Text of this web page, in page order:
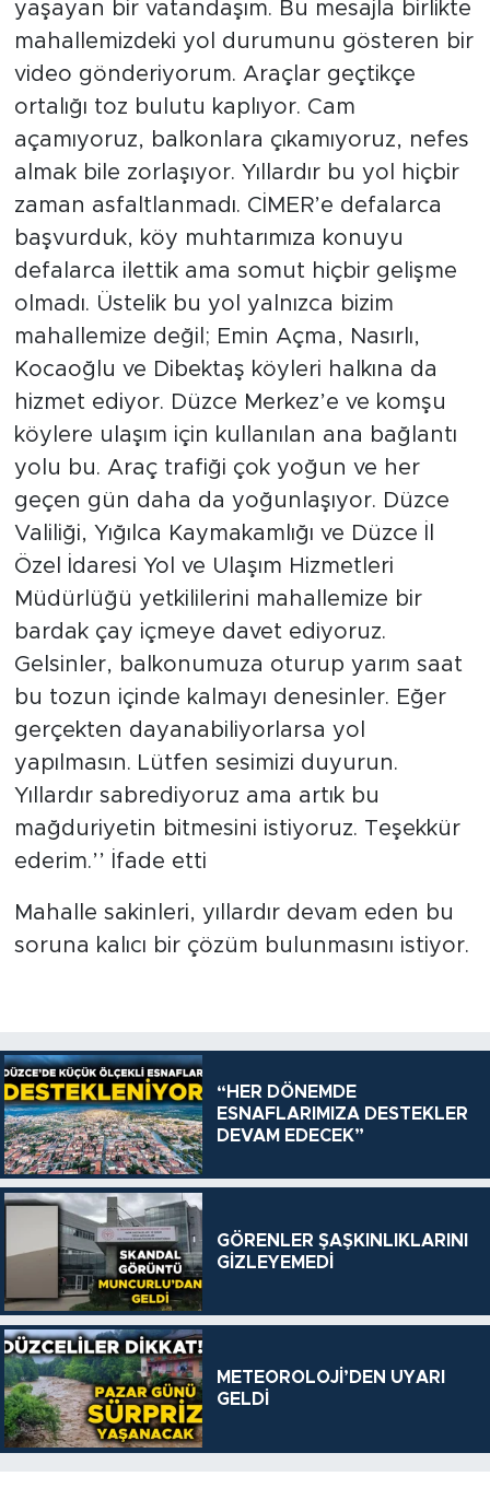
yaşayan bir vatandaşım. Bu mesajla birlikte
mahallemizdeki yol durumunu gösteren bir
video gönderiyorum. Araçlar geçtikçe
ortalığı toz bulutu kaplıyor. Cam
açamıyoruz, balkonlara çıkamıyoruz, nefes
almak bile zorlaşıyor. Yıllardır bu yol hiçbir
zaman asfaltlanmadı. CİMER’e defalarca
başvurduk, köy muhtarımıza konuyu
defalarca ilettik ama somut hiçbir gelişme
olmadı. Üstelik bu yol yalnızca bizim
mahallemize değil; Emin Açma, Nasırlı,
Kocaoğlu ve Dibektaş köyleri halkına da
hizmet ediyor. Düzce Merkez’e ve komşu
köylere ulaşım için kullanılan ana bağlantı
yolu bu. Araç trafiği çok yoğun ve her
geçen gün daha da yoğunlaşıyor. Düzce
Valiliği, Yığılca Kaymakamlığı ve Düzce İl
Özel İdaresi Yol ve Ulaşım Hizmetleri
Müdürlüğü yetkililerini mahallemize bir
bardak çay içmeye davet ediyoruz.
Gelsinler, balkonumuza oturup yarım saat
bu tozun içinde kalmayı denesinler. Eğer
gerçekten dayanabiliyorlarsa yol
yapılmasın. Lütfen sesimizi duyurun.
Yıllardır sabrediyoruz ama artık bu
mağduriyetin bitmesini istiyoruz. Teşekkür
ederim.’’ İfade etti
Mahalle sakinleri, yıllardır devam eden bu
soruna kalıcı bir çözüm bulunmasını istiyor.
“HER DÖNEMDE
ESNAFLARIMIZA DESTEKLER
DEVAM EDECEK”
GÖRENLER ŞAŞKINLIKLARINI
GİZLEYEMEDİ
METEOROLOJİ’DEN UYARI
GELDİ